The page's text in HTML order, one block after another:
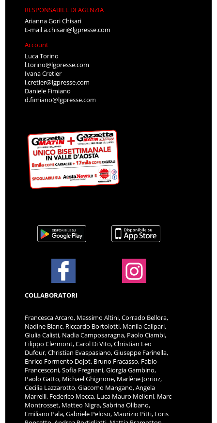
RESPONSABILE DI AGENZIA
Arianna Gori Chisari
E-maila.chisari@lgpresse.com
Account
Luca Torino
l.torino@lgpresse.com
Ivana Cretier
i.cretier@lgpresse.com
Daniele Fimiano
d.fimiano@lgpresse.com
COLLABORATORI
Francesca Arcaro, Massimo Altini, Corrado Bellora,
Nadine Blanc, Riccardo Bortolotti, Manila Calipari,
Giulia Calisti, Nadia Camposaragna, Paolo Ciambi,
Filippo Clermont, Carol Di Vito, Christian Leo
Dufour, Christian Evaspasiano, Giuseppe Farinella,
Enrico Formento Dojot, Bruno Fracasso, Fabio
Francesconi, Sofia Fregnani, Giorgia Gambino,
Paolo Gatto, Michael Ghignone, Marlène Jorrioz,
Cecilia Lazzarotto, Giacomo Mangano, Angela
Marrelli, Federico Mecca, Luca Mauro Melloni, Marc
Montrosset, Matteo Nigra, Sabrina Olibano,
Emiliano Pala, Gabriele Peloso, Maurizio Pitti, Loris